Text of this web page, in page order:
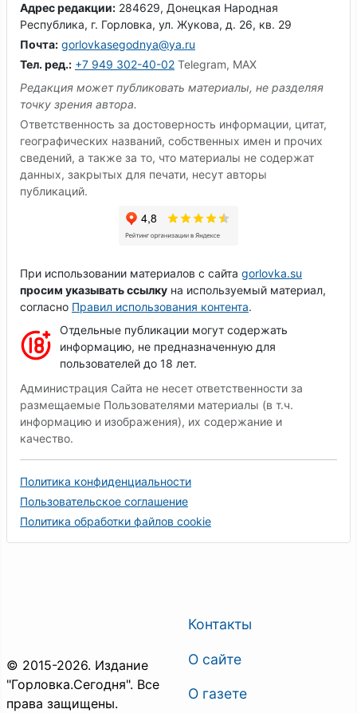
Адрес редакции: 284629, Донецкая Народная
Республика, г. Горловка, ул. Жукова, д. 26, кв. 29
Почта: gorlovkasegodnya@ya.ru
Тел. ред.: +7 949 302-40-02 Telegram, MAX
Редакция может публиковать материалы, не разделяя
точку зрения автора.
Ответственность за достоверность информации, цитат,
географических названий, собственных имен и прочих
сведений, а также за то, что материалы не содержат
данных, закрытых для печати, несут авторы
публикаций.
При использовании материалов с сайта gorlovka.su
просим указывать ссылку на используемый материал,
согласно Правил использования контента.
Отдельные публикации могут содержать
информацию, не предназначенную для
пользователей до 18 лет.
Администрация Сайта не несет ответственности за
размещаемые Пользователями материалы (в т.ч.
информацию и изображения), их содержание и
качество.
Политика конфиденциальности
Пользовательское соглашение
Политика обработки файлов cookie
© 2015-2026. Издание
"Горловка.Сегодня". Все
права защищены.
Контакты
О сайте
О газете